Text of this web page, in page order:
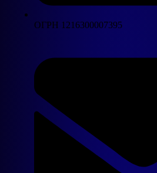
ОГРН 1216300007395